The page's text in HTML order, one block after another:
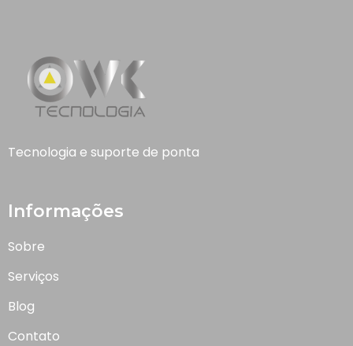
Tecnologia e suporte de ponta
Informações
Sobre
Serviços
Blog
Contato